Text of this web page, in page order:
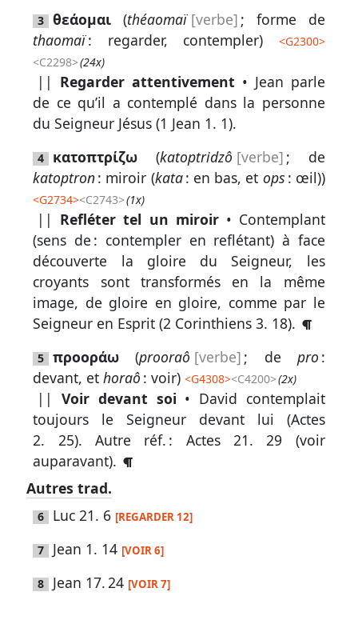
3 θεάομαι (théaomaï [verbe] ; forme de
thaomaï: regarder, contempler) <G2300>
<C2298>(24x)
|| Regarder attentivement • Jean parle
de ce qu’il a contemplé dans la personne
du Seigneur Jésus (1 Jean 1. 1).
4 κατοπτρίζω (katoptridzô [verbe] ; de
katoptron: miroir (kata: en bas, et ops : œil))
<G2734><C2743>(1x)
|| Refléter tel un miroir• Contemplant
(sens de : contempler en reflétant) à face
découverte la gloire du Seigneur, les
croyants sont transformés en la même
image, de gloire en gloire, comme par le
Seigneur en Esprit (2 Corinthiens 3. 18).
5 προοράω (prooraô [verbe] ; de pro :
devant, ethoraô : voir)<G4308><C4200>(2x)
|| Voir devant soi • David contemplait
toujours le Seigneur devant lui (Actes
2. 25). Autre réf. : Actes 21. 29 (voir
auparavant).
Autres trad.
6 Luc 21. 6 [REGARDER 12]
7 Jean 1. 14 [VOIR 6]
8 Jean 17. 24 [VOIR 7]
Infos
complémentaires
Abréviations
Termes
non
retenus
Ouvrages
de
référence
supports
Exemplaire
papier
Nous
contacter
Signaler
une